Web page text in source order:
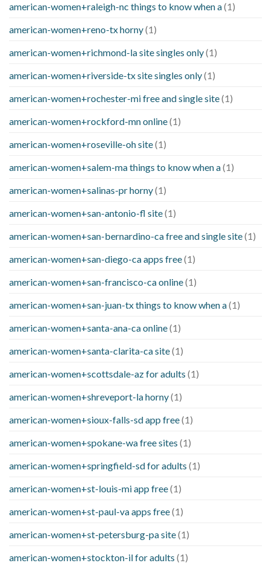
american-women+raleigh-nc things to know when a(1)
american-women+reno-tx horny(1)
american-women+richmond-la site singles only(1)
american-women+riverside-tx site singles only(1)
american-women+rochester-mi free and single site(1)
american-women+rockford-mn online(1)
american-women+roseville-oh site(1)
american-women+salem-ma things to know when a(1)
american-women+salinas-pr horny(1)
american-women+san-antonio-fl site(1)
american-women+san-bernardino-ca free and single site(1)
american-women+san-diego-ca apps free(1)
american-women+san-francisco-ca online(1)
american-women+san-juan-tx things to know when a(1)
american-women+santa-ana-ca online(1)
american-women+santa-clarita-ca site(1)
american-women+scottsdale-az for adults (1)
american-women+shreveport-la horny(1)
american-women+sioux-falls-sd app free(1)
american-women+spokane-wa free sites (1)
american-women+springfield-sd for adults (1)
american-women+st-louis-mi app free(1)
american-women+st-paul-va apps free(1)
american-women+st-petersburg-pa site(1)
american-women+stockton-il for adults (1)